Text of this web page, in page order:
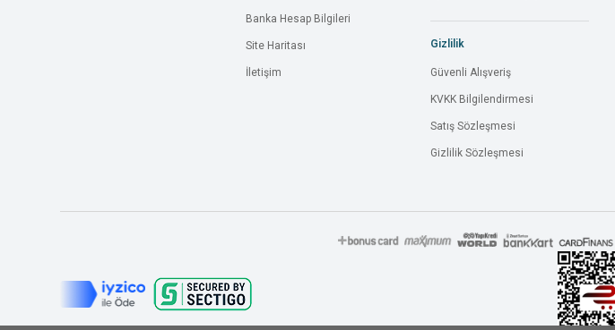
Banka Hesap Bilgileri
Site Haritası
İletişim
Gizlilik
Güvenli Alışveriş
KVKK Bilgilendirmesi
Satış Sözleşmesi
Gizlilik Sözleşmesi